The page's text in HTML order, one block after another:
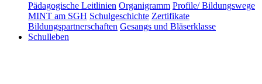
Pädagogische Leitlinien Organigramm Profile/ Bildungswege
MINT am SGH Schulgeschichte Zertifikate
Bildungspartnerschaften Gesangs und Bläserklasse
Schulleben